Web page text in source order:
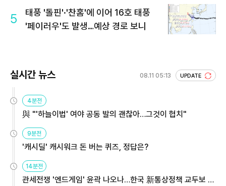
5
태풍 '돌핀'·'찬홈'에 이어 16호 태풍
'페이러우'도 발생…예상 경로 보니
실시간 뉴스 08.11 05:13 UPDATE
4분전
與 "'하늘이법' 여야 공동 발의 괜찮아…그것이 협치"
9분전
'캐시딜' 캐시워크 돈 버는 퀴즈, 정답은?
14분전
관세전쟁 '엔드게임' 윤곽 나오나…한국 新통상정책 교두보 활